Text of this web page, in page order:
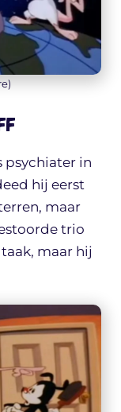
psychiater in
hij eerst
maar
trio
maar hij